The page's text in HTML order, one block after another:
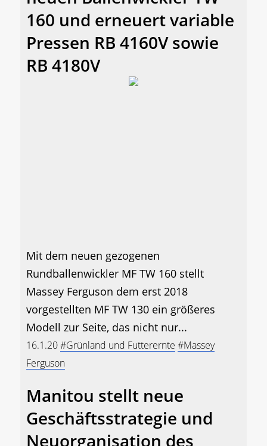
160 und erneuert variable
Pressen RB 4160V sowie
RB 4180V
Mit dem neuen gezogenen
Rundballenwickler MF TW 160 stellt
Massey Ferguson dem erst 2018
vorgestellten MF TW 130 ein größeres
Modell zur Seite, das nicht nur...
16.1.20#Grünland und Futterernte #Massey
Ferguson
Manitou stellt neue
Geschäftsstrategie und
Neuorganisation des